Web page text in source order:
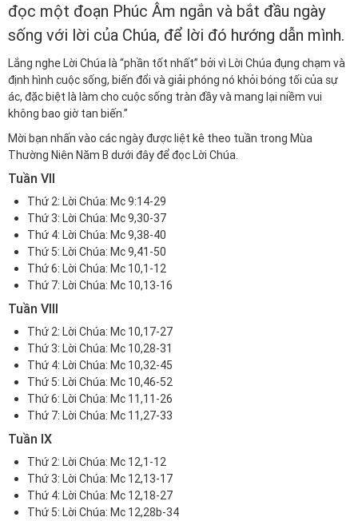
đọc một đoạn Phúc Âm ngắn và bắt đầu ngày
sống với lời của Chúa, để lời đó hướng dẫn mình.
Lắng nghe Lời Chúa là “phần tốt nhất” bởi vì Lời Chúa đụng chạm và
định hình cuộc sống, biến đổi và giải phóng nó khỏi bóng tối của sự
ác, đặc biệt là làm cho cuộc sống tràn đầy và mang lại niềm vui
không bao giờ tan biến.”
Mời bạn nhấn vào các ngày được liệt kê theo tuần trong Mùa
Thường Niên Năm B dưới đây để đọc Lời Chúa.
Tuần VII
Thứ 2: Lời Chúa: Mc 9:14-29
Thứ 3: Lời Chúa: Mc 9,30-37
Thứ 4: Lời Chúa: Mc 9,38-40
Thứ 5: Lời Chúa: Mc 9,41-50
Thứ 6: Lời Chúa: Mc 10,1-12
Thứ 7: Lời Chúa: Mc 10,13-16
Tuần VIII
Thứ 2: Lời Chúa: Mc 10,17-27
Thứ 3: Lời Chúa: Mc 10,28-31
Thứ 4: Lời Chúa: Mc 10,32-45
Thứ 5: Lời Chúa: Mc 10,46-52
Thứ 6: Lời Chúa: Mc 11,11-26
Thứ 7: Lời Chúa: Mc 11,27-33
Tuần IX
Thứ 2: Lời Chúa: Mc 12,1-12
Thứ 3: Lời Chúa: Mc 12,13-17
Thứ 4: Lời Chúa: Mc 12,18-27
Thứ 5: Lời Chúa: Mc 12,28b-34